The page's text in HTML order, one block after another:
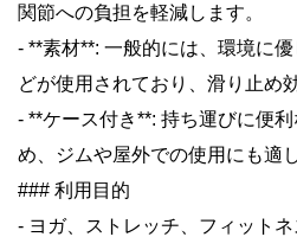
関節への負担を軽減します。
- **素材**: 一般的には、環境に
どが使用されており、滑り止め
- **ケース付き**: 持ち運びに便
め、ジムや屋外での使用にも適
### 利用目的
- ヨガ、ストレッチ、フィット